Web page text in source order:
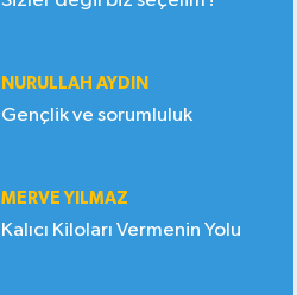
NURULLAH AYDIN
Gençlik ve sorumluluk
MERVE YILMAZ
Kalıcı Kiloları Vermenin Yolu